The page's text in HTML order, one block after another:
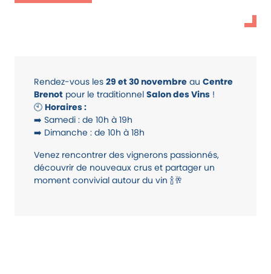
Rendez-vous les 29 et 30 novembre au Centre
Brenot pour le traditionnel Salon des Vins !
🕙 Horaires :
➡️ Samedi : de 10h à 19h
➡️ Dimanche : de 10h à 18h
Venez rencontrer des vignerons passionnés,
découvrir de nouveaux crus et partager un
moment convivial autour du vin 🍾🥂